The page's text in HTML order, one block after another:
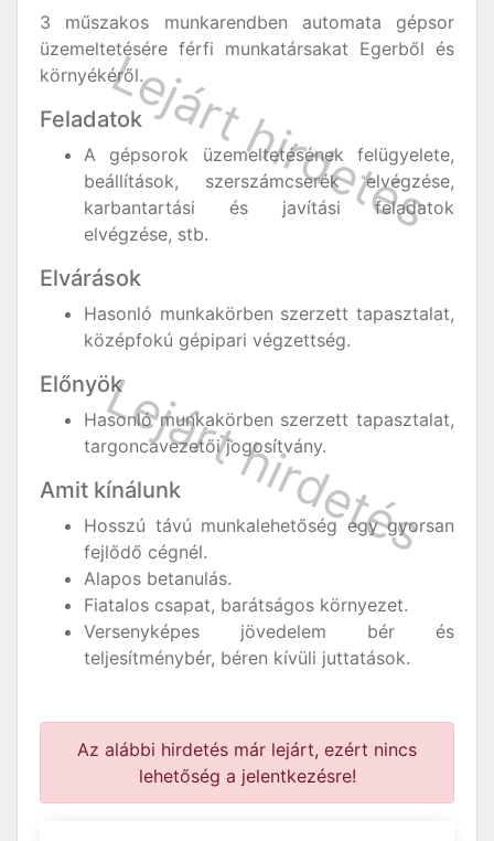
3 műszakos munkarendben automata gépsor
üzemeltetésére férfi munkatársakat Egerből és
környékéről.
Feladatok
A gépsorok üzemeltetésének felügyelete,
beállítások, szerszámcserék elvégzése,
karbantartási és javítási feladatok
elvégzése, stb.
Elvárások
Hasonló munkakörben szerzett tapasztalat,
középfokú gépipari végzettség.
Előnyök
Hasonló munkakörben szerzett tapasztalat,
targoncavezetői jogosítvány.
Amit kínálunk
Hosszú távú munkalehetőség egy gyorsan
fejlődő cégnél.
Alapos betanulás.
Fiatalos csapat, barátságos környezet.
Versenyképes jövedelem bér és
teljesítménybér, béren kívüli juttatások.
Az alábbi hirdetés már lejárt, ezért nincs
lehetőség a jelentkezésre!